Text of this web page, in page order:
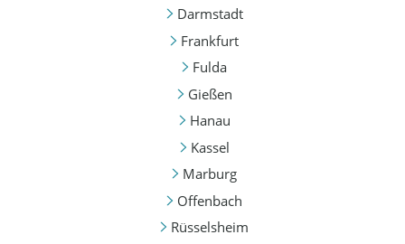
Darmstadt
Frankfurt
Fulda
Gießen
Hanau
Kassel
Marburg
Offenbach
Rüsselsheim